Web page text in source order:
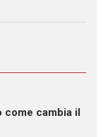
come cambia il